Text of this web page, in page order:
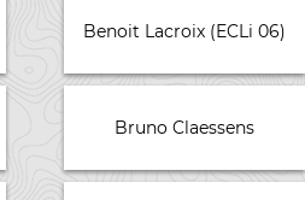
Benoit Lacroix (ECLi 06)
Bruno Claessens